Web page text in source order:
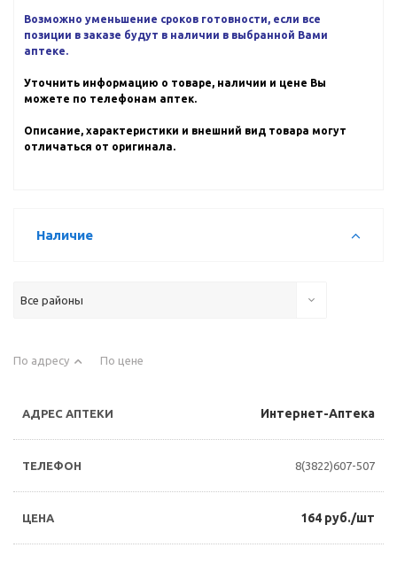
Возможно уменьшение сроков готовности, если все
позиции в заказе будут в наличии в выбранной Вами
аптеке.
Уточнить информацию о товаре, наличии и цене Вы
можете по телефонам аптек.
Описание, характеристики и внешний вид товара могут
отличаться от оригинала.
Наличие
Все районы
По адресу По цене
Интернет-Аптека
8(3822)607-507
164 руб./шт